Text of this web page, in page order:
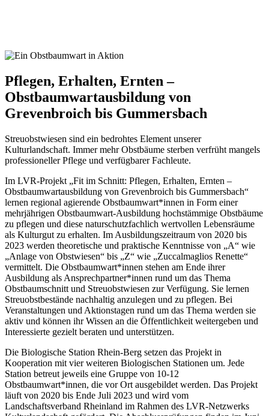
Pflegen, Erhalten, Ernten –
Obstbaumwartausbildung von
Grevenbroich bis Gummersbach
Streuobstwiesen sind ein bedrohtes Element unserer
Kulturlandschaft. Immer mehr Obstbäume sterben verfrüht mangels
professioneller Pflege und verfügbarer Fachleute.
Im LVR-Projekt „Fit im Schnitt: Pflegen, Erhalten, Ernten –
Obstbaumwartausbildung von Grevenbroich bis Gummersbach“
lernen regional agierende Obstbaumwart*innen in Form einer
mehrjährigen Obstbaumwart-Ausbildung hochstämmige Obstbäume
zu pflegen und diese naturschutzfachlich wertvollen Lebensräume
als Kulturgut zu erhalten. Im Ausbildungszeitraum von 2020 bis
2023 werden theoretische und praktische Kenntnisse von „A“ wie
„Anlage von Obstwiesen“ bis „Z“ wie „Zuccalmaglios Renette“
vermittelt. Die Obstbaumwart*innen stehen am Ende ihrer
Ausbildung als Ansprechpartner*innen rund um das Thema
Obstbaumschnitt und Streuobstwiesen zur Verfügung. Sie lernen
Streuobstbestände nachhaltig anzulegen und zu pflegen. Bei
Veranstaltungen und Aktionstagen rund um das Thema werden sie
aktiv und können ihr Wissen an die Öffentlichkeit weitergeben und
Interessierte gezielt beraten und unterstützen.
Die Biologische Station Rhein-Berg setzen das Projekt in
Kooperation mit vier weiteren Biologischen Stationen um. Jede
Station betreut jeweils eine Gruppe von 10-12
Obstbaumwart*innen, die vor Ort ausgebildet werden. Das Projekt
läuft von 2020 bis Ende Juli 2023 und wird vom
Landschaftsverband Rheinland im Rahmen des LVR-Netzwerks